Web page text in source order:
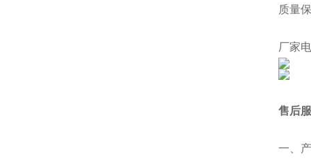
质量
厂家
售后
一、